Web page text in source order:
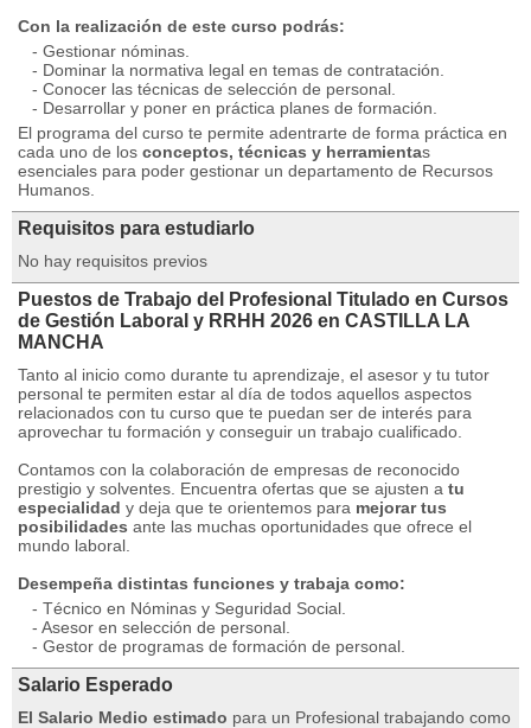
Con la realización de este curso podrás:
- Gestionar nóminas.
- Dominar la normativa legal en temas de contratación.
- Conocer las técnicas de selección de personal.
- Desarrollar y poner en práctica planes de formación.
El programa del curso te permite adentrarte de forma práctica en
cada uno de los conceptos, técnicas y herramientas
esenciales para poder gestionar un departamento de Recursos
Humanos.
Requisitos para estudiarlo
No hay requisitos previos
Puestos de Trabajo del Profesional Titulado en Cursos
de Gestión Laboral y RRHH 2026 en CASTILLA LA
MANCHA
Tanto al inicio como durante tu aprendizaje, el asesor y tu tutor
personal te permiten estar al día de todos aquellos aspectos
relacionados con tu curso que te puedan ser de interés para
aprovechar tu formación y conseguir un trabajo cualificado.
Contamos con la colaboración de empresas de reconocido
prestigio y solventes. Encuentra ofertas que se ajusten a tu
especialidad y deja que te orientemos para mejorar tus
posibilidades ante las muchas oportunidades que ofrece el
mundo laboral.
Desempeña distintas funciones y trabaja como:
- Técnico en Nóminas y Seguridad Social.
- Asesor en selección de personal.
- Gestor de programas de formación de personal.
Salario Esperado
El Salario Medio estimado para un Profesional trabajando como